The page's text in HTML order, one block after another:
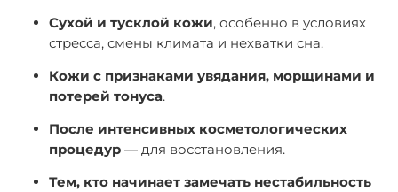
Сухой и тусклой кожи, особенно в условиях
стресса, смены климата и нехватки сна.
Кожи с признаками увядания, морщинами и
потерей тонуса.
После интенсивных косметологических
процедур — для восстановления.
Тем, кто начинает замечать нестабильность